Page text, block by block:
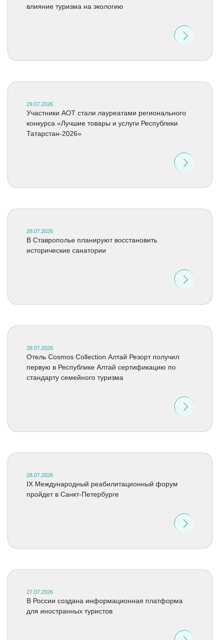
влияние туризма на экологию
29.07.2026
Участники АОТ стали лауреатами регионального
конкурса «Лучшие товары и услуги Республики
Татарстан-2026»
28.07.2026
В Ставрополье планируют восстановить
исторические санатории
28.07.2026
Отель Cosmos Collection Алтай Резорт получил
первую в Республике Алтай сертификацию по
стандарту семейного туризма
28.07.2026
IX Международный реабилитационный форум
пройдет в Санкт-Петербурге
27.07.2026
В России создана информационная платформа
для иностранных туристов